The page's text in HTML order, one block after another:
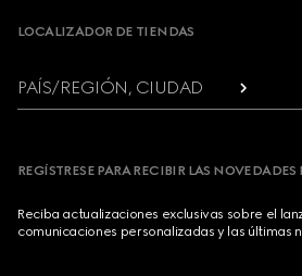
LOCALIZADOR DE TIENDAS
PAÍS/REGIÓN, CIUDAD
REGÍSTRESE PARA RECIBIR LAS
Reciba actualizaciones exclusivas sobre el
comunicaciones personalizadas y las últimas